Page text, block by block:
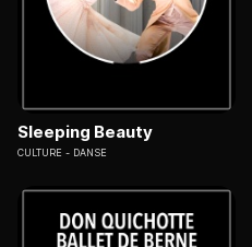
Sleeping Beauty
CULTURE DANSE